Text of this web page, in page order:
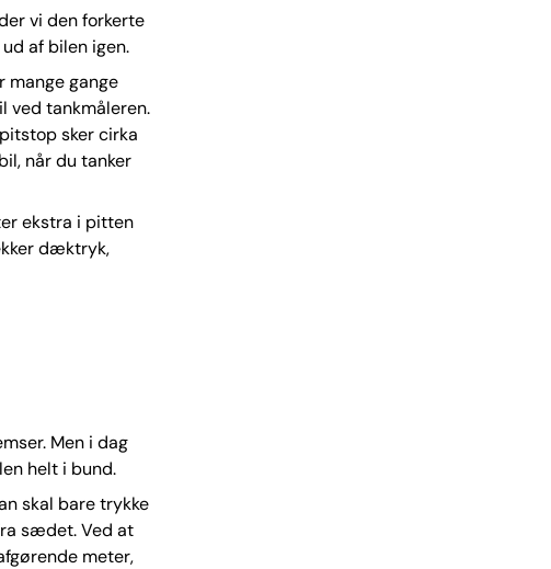
vi den forkerte
af bilen igen.
mange gange
ved tankmåleren.
sker cirka
når du tanker
ek­stra i pitten
dæktryk,
Men i dag
helt i bund.
skal bare trykke
sædet. Ved at
meter,